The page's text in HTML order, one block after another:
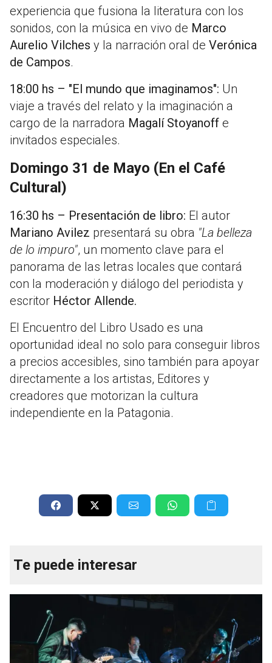
experiencia que fusiona la literatura con los
sonidos, con la música en vivo de Marco
Aurelio Vilches y la narración oral de Verónica
de Campos.
18:00 hs – "El mundo que imaginamos": Un
viaje a través del relato y la imaginación a
cargo de la narradora Magalí Stoyanoff e
invitados especiales.
Domingo 31 de Mayo (En el Café
Cultural)
16:30 hs – Presentación de libro: El autor
Mariano Avilez presentará su obra "La belleza
de lo impuro", un momento clave para el
panorama de las letras locales que contará
con la moderación y diálogo del periodista y
escritor Héctor Allende.
El Encuentro del Libro Usado es una
oportunidad ideal no solo para conseguir libros
a precios accesibles, sino también para apoyar
directamente a los artistas, Editores y
creadores que motorizan la cultura
independiente en la Patagonia.
Te puede interesar